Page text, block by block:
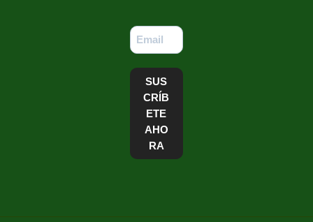
SUS
CRÍB
ETE
AHO
RA